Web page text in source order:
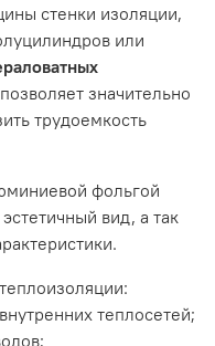
стенки изоляции,
или
позволяет значительно
трудоемкость
фольгой
вид, а так
теплосетей;